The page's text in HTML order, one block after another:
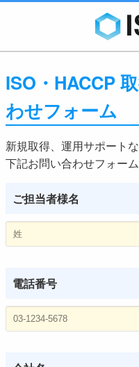
ISO・HACCP
わせフォーム
新規取得、運用サポート
下記お問い合わせフォー
ご担当者様名
電話番号